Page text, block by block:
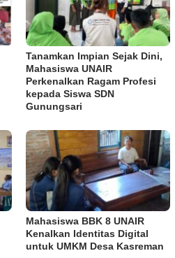
Tanamkan Impian Sejak Dini,
Mahasiswa UNAIR
Perkenalkan Ragam Profesi
kepada Siswa SDN
Gunungsari
Mahasiswa BBK 8 UNAIR
Kenalkan Identitas Digital
untuk UMKM Desa Kasreman